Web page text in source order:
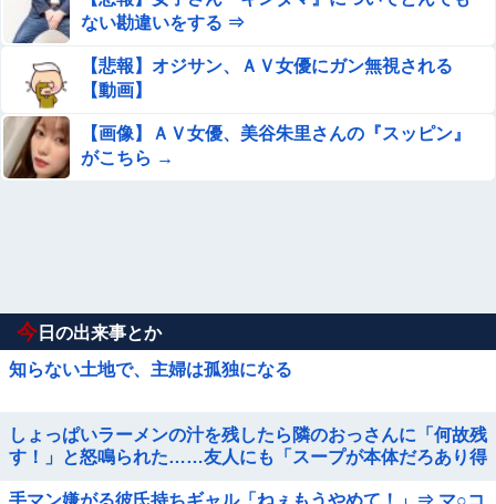
ない勘違いをする ⇒
【悲報】オジサン、ＡＶ女優にガン無視される
【動画】
【画像】ＡＶ女優、美谷朱里さんの『スッピン』
がこちら →
今 日の出来事とか
知らない土地で、主婦は孤独になる
しょっぱいラーメンの汁を残したら隣のおっさんに「何故残
す！」と怒鳴られた……友人にも「スープが本体だろあり得
手マン嫌がる彼氏持ちギャル「ねぇもうやめて！」⇒ マ○コ